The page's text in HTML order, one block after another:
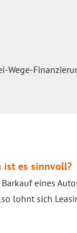
Wege-
ist es sinnvoll?
eines
lohnt sich